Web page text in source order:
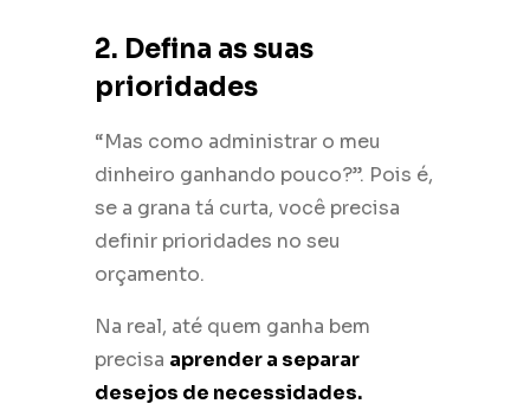
2. Defina as suas
prioridades
“Mas como administrar o meu
dinheiro ganhando pouco?”. Pois é,
se a grana tá curta, você precisa
definir prioridades no seu
orçamento.
Na real, até quem ganha bem
precisa aprender a separar
desejos de necessidades.